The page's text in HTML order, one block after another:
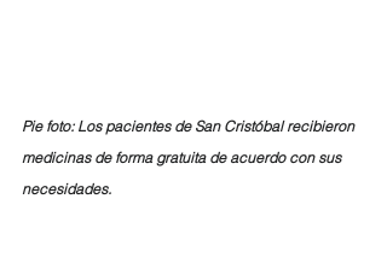
Pie foto: Los pacientes de San Cristóbal recibieron
medicinas de forma gratuita de acuerdo con sus
necesidades.